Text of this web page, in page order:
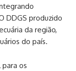
DDGS produzido
da região,
do país.
para os